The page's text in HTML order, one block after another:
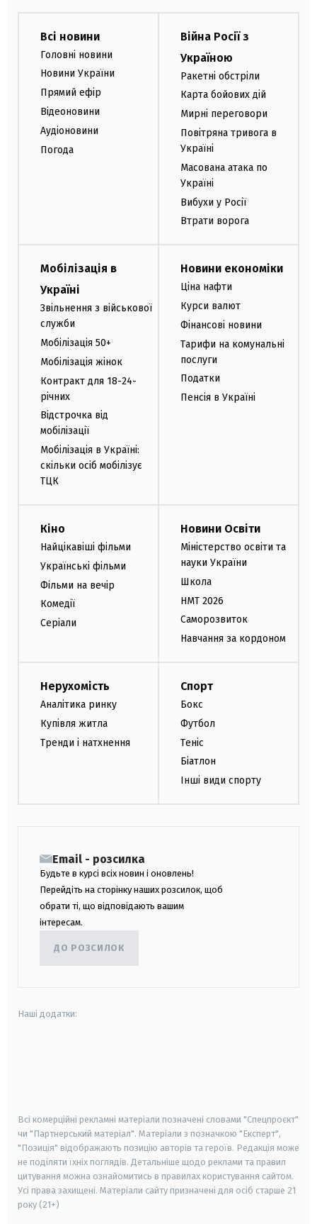
Всі новини
Головні новини
Новини України
Прямий ефір
Відеоновини
Аудіоновини
Погода
Війна Росії з
Україною
Ракетні обстріли
Карта бойових дій
Мирні переговори
Повітряна тривога в
Україні
Масована атака по
Україні
Вибухи у Росії
Втрати ворога
Мобілізація в
Україні
Звільнення з військової
служби
Мобілізація 50+
Мобілізація жінок
Контракт для 18-24-
річних
Відстрочка від
мобілізації
Мобілізація в Україні:
скільки осіб мобілізує
ТЦК
Новини економіки
Ціна нафти
Курси валют
Фінансові новини
Тарифи на комунальні
послуги
Податки
Пенсія в Україні
Кіно
Найцікавіші фільми
Українські фільми
Фільми на вечір
Комедії
Серіали
Новини Освіти
Міністерство освіти та
науки України
Школа
НМТ 2026
Саморозвиток
Навчання за кордоном
Нерухомість
Аналітика ринку
Купівля житла
Тренди і натхнення
Спорт
Бокс
Футбол
Теніс
Біатлон
Інші види спорту
Email - розсилка
Будьте в курсі всіх новин і оновлень!
Перейдіть на сторінку наших розсилок, щоб
обрати ті, що відповідають вашим
інтересам.
ДО РОЗСИЛОК
Наші додатки:
Всі комерційні рекламні матеріали позначені словами "Спецпроєкт"
чи "Партнерський матеріал". Матеріали з позначкою "Експерт",
"Позиція" відображають позицію авторів та героїв. Редакція може
не поділяти їхніх поглядів. Детальніше щодо реклами та правил
цитування можна ознайомитись в правилах користування сайтом.
Усі права захищені. Матеріали сайту призначені для осіб старше 21
року (21+)